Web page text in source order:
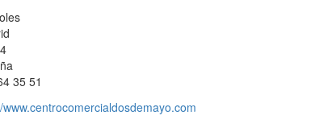
35 51
www.centrocomercialdosdemayo.com